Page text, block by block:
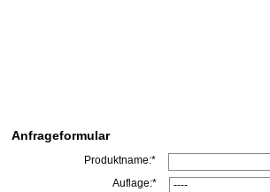
Auflage:*
Produktname:*
Anfrageformular